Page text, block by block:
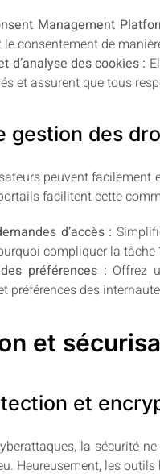
Management
consentement de
d’analyse des cookies :
et assurent que tous
gestion des
peuvent facilement
facilitent cette
d’accès :
compliquer la tâche
préférences : Offrez
préférences des
et
et
la sécurité
Heureusement, les